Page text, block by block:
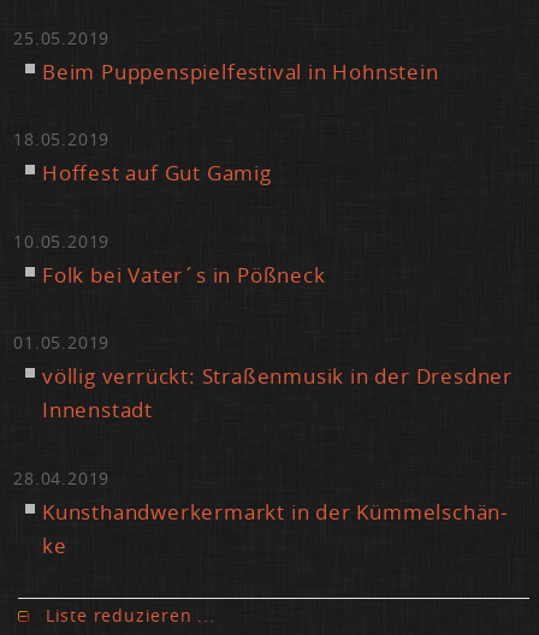
25.05.2019
Beim Pup­pen­spiel­fes­ti­val in Hohn­stein
18.05.2019
Hof­fest auf Gut Ga­mig
10.05.2019
Folk bei Va­ter´s in Pößneck
01.05.2019
völ­lig ver­rückt: Stra­ßen­mu­sik in der Dresd­ner
In­nen­stadt
28.04.2019
Kunst­hand­wer­ker­markt in der Küm­mel­schän­
ke
Lis­te re­du­zie­ren ...